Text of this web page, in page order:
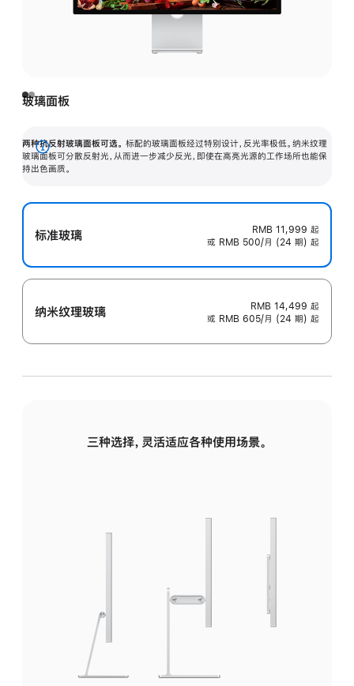
玻璃面板
两种抗反射玻璃面板可选。 标配的玻璃面板经过特别设计，反光率极低。纳米纹理
玻璃面板可分散反射光，从而进一步减少反光，即使在高亮光源的工作场所也能保
持出色画质。
展
开
标准玻璃 RMB 11,999 起
或 RMB 500/月 (24 期) 起
纳米纹理玻璃 RMB 14,499 起
或 RMB 605/月 (24 期) 起
三种选择，灵活适应各种使用场景。